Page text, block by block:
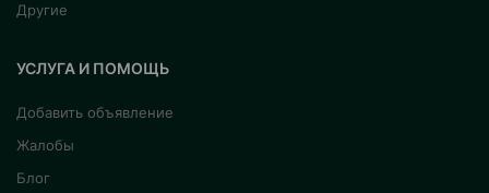
Другие
УСЛУГА И ПОМОЩЬ
Добавить объявление
Жалобы
Блог